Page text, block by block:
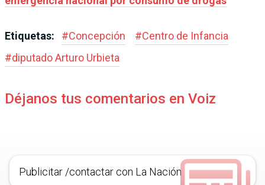
Etiquetas: #Concepción #Centro de Infancia
#diputado Arturo Urbieta
Déjanos tus comentarios en Voiz
Publicitar /contactar con La Nación